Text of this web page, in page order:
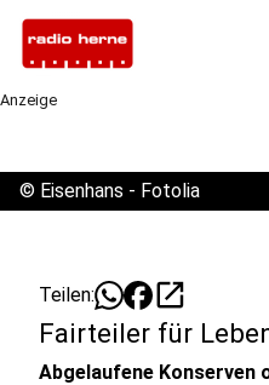
Anzeige
© Eisenhans - Fotolia
Teilen: open_in_new
Fairteiler für
Abgelaufene Konserven